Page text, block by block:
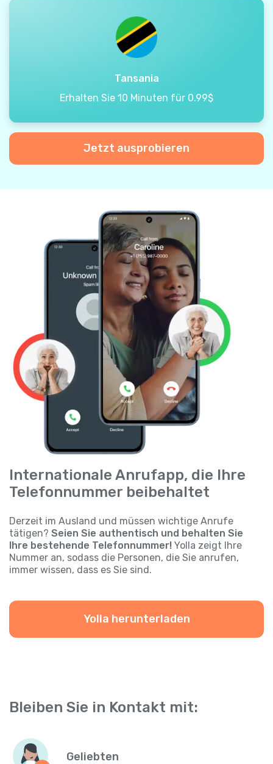
Tansania
Erhalten Sie 10 Minuten für 0.99$
Jetzt ausprobieren
Internationale Anrufapp, die Ihre
Telefonnummer beibehaltet
Derzeit im Ausland und müssen wichtige Anrufe
tätigen? Seien Sie authentisch und behalten Sie
Ihre bestehende Telefonnummer! Yolla zeigt Ihre
Nummer an, sodass die Personen, die Sie anrufen,
immer wissen, dass es Sie sind.
Yolla herunterladen
Bleiben Sie in Kontakt mit:
Geliebten